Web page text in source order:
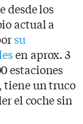
desde los
actual a
su
en aprox. 3
estaciones
tiene un truco
el coche sin